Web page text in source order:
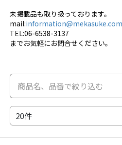
未掲載品も取り扱っております。
mail:information@mekasuke.com
TEL:06-6538-3137
までお気軽にお問合せください。